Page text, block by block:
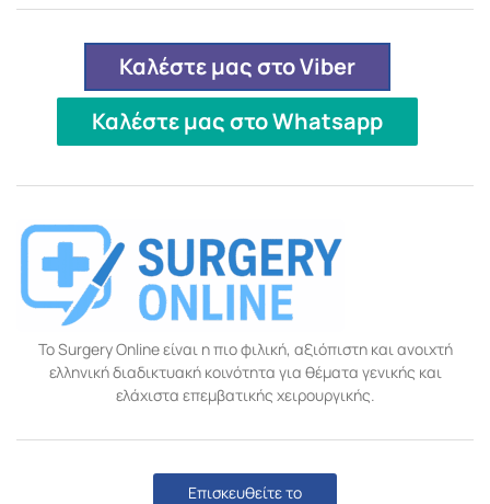
Καλέστε μας στο Viber
Καλέστε μας στο Whatsapp
Το Surgery Online είναι η πιο φιλική, αξιόπιστη και ανοιχτή
ελληνική διαδικτυακή κοινότητα για θέματα γενικής και
ελάχιστα επεμβατικής χειρουργικής.
Επισκευθείτε το